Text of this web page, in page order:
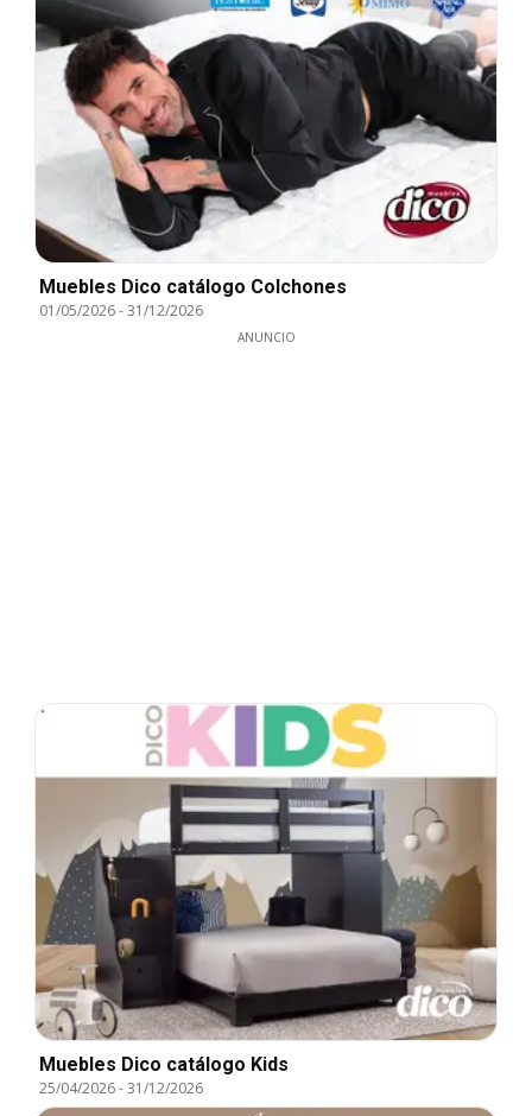
Muebles Dico catálogo Colchones
01/05/2026-31/12/2026
ANUNCIO
Muebles Dico catálogo Kids
25/04/2026-31/12/2026